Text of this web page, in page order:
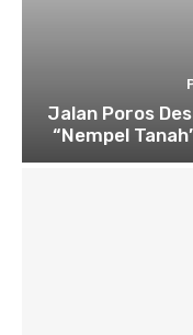
Jalan Poros
“Nempel